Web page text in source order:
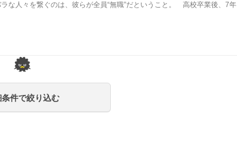
な人々を繋ぐのは、彼らが全員“無職”だということ。 高校卒業後、7年
条件で絞り込む